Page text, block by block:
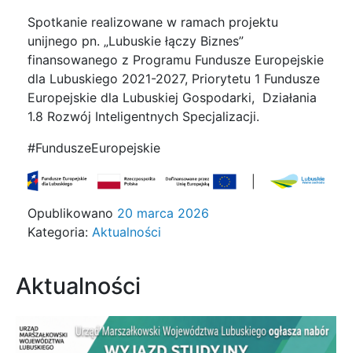
Spotkanie realizowane w ramach projektu
unijnego pn. „Lubuskie łączy Biznes”
finansowanego z Programu Fundusze Europejskie
dla Lubuskiego 2021-2027, Priorytetu 1 Fundusze
Europejskie dla Lubuskiej Gospodarki, Działania
1.8 Rozwój Inteligentnych Specjalizacji.
#FunduszeEuropejskie
Opublikowano 20 marca 2026
Kategoria: Aktualności
Aktualności